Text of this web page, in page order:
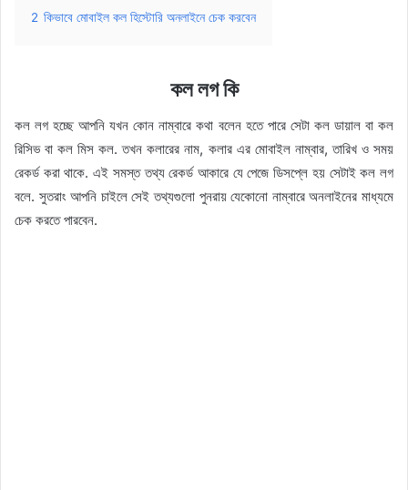
2 কিভাবে মোবাইল কল হিস্টোরি অনলাইনে চেক করবেন
কল লগ কি
কল লগ হচ্ছে আপনি যখন কোন নাম্বারে কথা বলেন হতে পারে সেটা কল ডায়াল বা কল
রিসিভ বা কল মিস কল. তখন কলারের নাম, কলার এর মোবাইল নাম্বার, তারিখ ও সময়
রেকর্ড করা থাকে. এই সমস্ত তথ্য রেকর্ড আকারে যে পেজে ডিসপ্লে হয় সেটাই কল লগ
বলে. সুতরাং আপনি চাইলে সেই তথ্যগুলো পুনরায় যেকোনো নাম্বারে অনলাইনের মাধ্যমে
চেক করতে পারবেন.